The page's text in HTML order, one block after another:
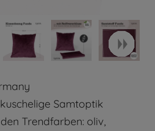
Samtoptik
Trendfarben: oliv,